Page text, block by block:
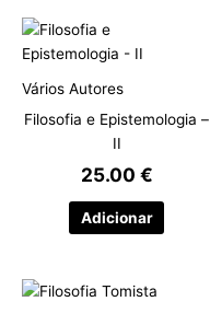
Vários Autores
Filosofia e Epistemologia –
II
25.00 €
Adicionar